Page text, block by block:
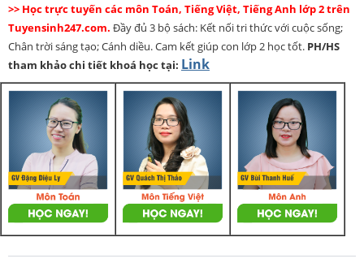
>> Học trực tuyến các môn Toán, Tiếng Việt, Tiếng Anh lớp 2 trên
Tuyensinh247.com. Đầy đủ 3 bộ sách: Kết nối tri thức với cuộc sống;
Chân trời sáng tạo; Cánh diều. Cam kết giúp con lớp 2 học tốt. PH/HS
tham khảo chi tiết khoá học tại: Link